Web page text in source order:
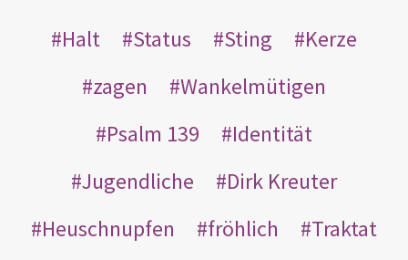
Halt
Status Sting
Kerze
zagen
Wankelmütigen
Psalm 139
Identität
Jugendliche
Dirk Kreuter
Heuschnupfen
fröhlich
Traktat